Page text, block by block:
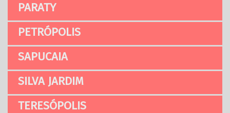
PARATY
PETRÓPOLIS
SAPUCAIA
SILVA JARDIM
TERESÓPOLIS